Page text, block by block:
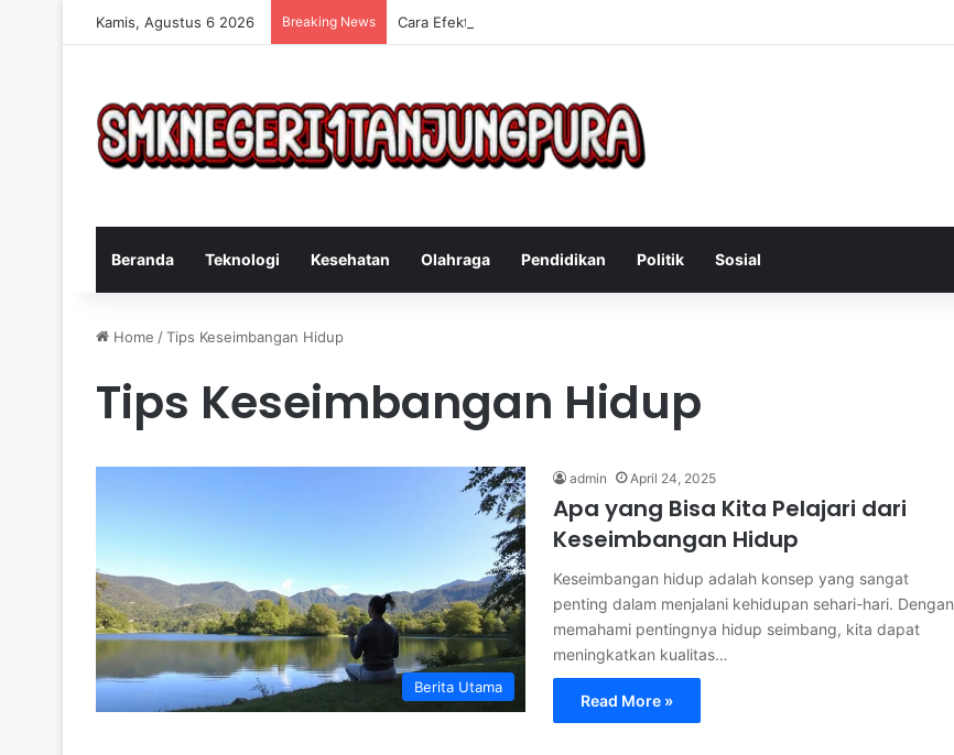
Kamis, Agustus 6 2026 Breaking News Cara Efektif Mengatasi Gejala Post Power Syndrome Setelah Pensiun Kerja
Beranda Teknologi Kesehatan Olahraga Pendidikan Politik Sosial
Home /Tips Keseimbangan Hidup
Tips Keseimbangan Hidup
Berita Utama
admin April 24, 2025
Apa yang Bisa Kita Pelajari dari
Keseimbangan Hidup
Keseimbangan hidup adalah konsep yang sangat
penting dalam menjalani kehidupan sehari-hari. Dengan
memahami pentingnya hidup seimbang, kita dapat
meningkatkan kualitas…
Read More »